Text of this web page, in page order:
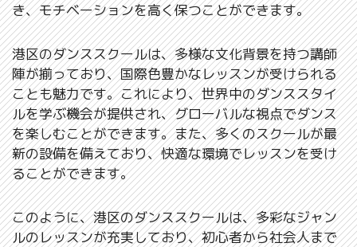
き、モチベーションを高く保つことができます。
港区のダンススクールは、多様な文化背景を持つ講師
陣が揃っており、国際色豊かなレッスンが受けられる
ことも魅力です。これにより、世界中のダンススタイ
ルを学ぶ機会が提供され、グローバルな視点でダンス
を楽しむことができます。また、多くのスクールが最
新の設備を備えており、快適な環境でレッスンを受け
ることができます。
このように、港区のダンススクールは、多彩なジャン
ルのレッスンが充実しており、初心者から社会人まで